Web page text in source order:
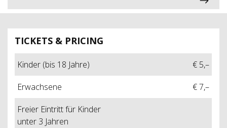
TICKETS & PRICING
Kinder (bis 18 Jahre)
€ 5,–
Erwachsene
€ 7,–
Freier Eintritt für Kinder
unter 3 Jahren